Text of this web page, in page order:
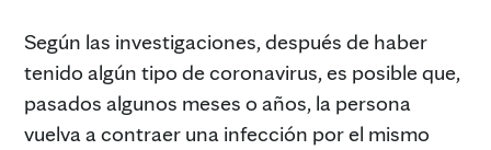
Según las investigaciones, después de haber
tenido algún tipo de coronavirus, es posible que,
pasados algunos meses o años, la persona
vuelva a contraer una infección por el mismo